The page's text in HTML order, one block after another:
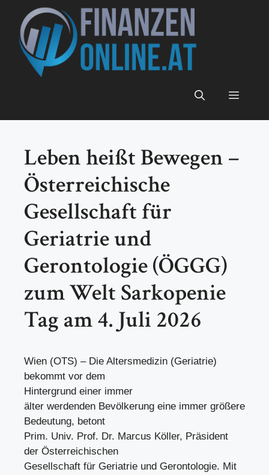
Inhalt
springen
Menü
Leben heißt Bewegen –
Österreichische
Gesellschaft für
Geriatrie und
Gerontologie (ÖGGG)
zum Welt Sarkopenie
Tag am 4. Juli 2026
Wien (OTS) – Die Altersmedizin (Geriatrie)
bekommt vor dem
Hintergrund einer immer
älter werdenden Bevölkerung eine immer größere
Bedeutung, betont
Prim. Univ. Prof. Dr. Marcus Köller, Präsident
der Österreichischen
Gesellschaft für Geriatrie und Gerontologie. Mit